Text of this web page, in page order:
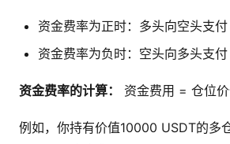
资金费率为正时：多头向空头支付
资金费率为负时：空头向多头支付
资金费率的计算： 资金费用 = 仓位
例如，你持有价值10000 USDT的多